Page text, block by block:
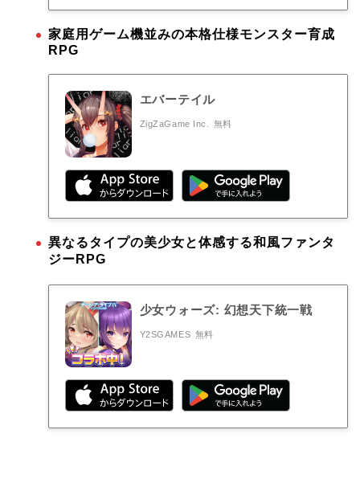
家庭用ゲーム機並みの本格仕様モンスター育成
RPG
エバーテイル
ZigZaGame Inc. 無料
異なるタイプの美少女と体感する和風ファンタ
ジーRPG
少女ウォーズ: 幻想天下統一戦
Y2SGAMES 無料